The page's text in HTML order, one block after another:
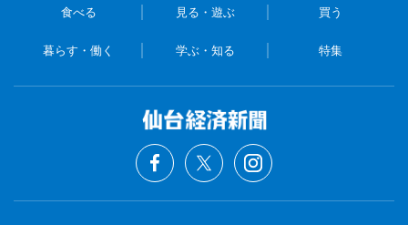
食べる 見る・遊ぶ 買う
暮らす・働く 学ぶ・知る 特集